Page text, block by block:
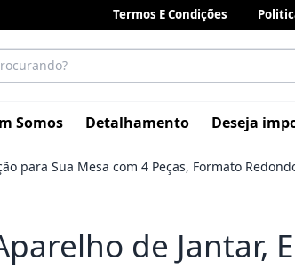
Termos E Condições
Somos Detalhamento Deseja
para Sua Mesa com 4 Peças, Formato
de Jantar,